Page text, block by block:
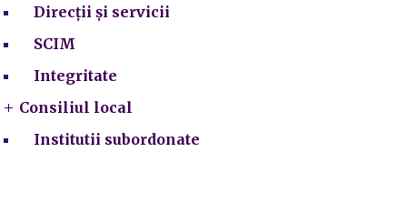
Direcții și servicii
SCIM
Integritate
Consiliul local
Institutii subordonate